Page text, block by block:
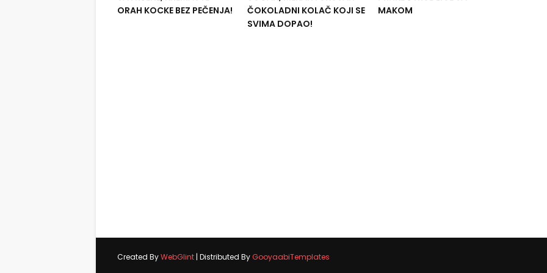
ORAH KOCKE BEZ PEČENJA!
ČOKOLADNI KOLAČ KOJI SE
SVIMA DOPAO!
MAKOM
Created ByWebGlint | Distributed ByGooyaabiTemplates